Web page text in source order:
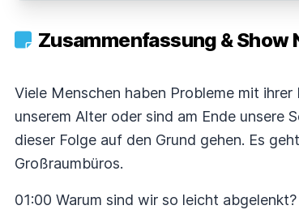
Zusammenfassung & Show
Viele Menschen haben Probleme mit
unserem Alter oder sind am Ende unsere
dieser Folge auf den Grund gehen. Es
Großraumbüros.
01:00 Warum sind wir so leicht abgelenkt?